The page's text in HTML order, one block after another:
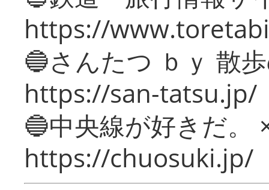
https://
🔵さんたつ ｂｙ 散
https://san-tatsu.jp/
🔵中央線が好きだ。
https://chuosuki.jp/